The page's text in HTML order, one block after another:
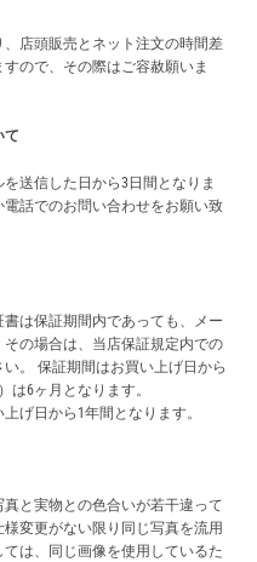
店頭販売とネット注文の時間差
ので、その際はご容赦願いま
て
送信した日から3日間となりま
話でのお問い合わせをお願い致
は保証期間内であっても、メー
の場合は、当店保証規定内での
。 保証期間はお買い上げ日から
は6ヶ月となります。
げ日から1年間となります。
と実物との色合いが若干違って
変更がない限り同じ写真を流用
は、同じ画像を使用しているた